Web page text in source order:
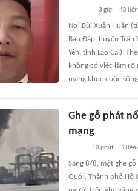
3 giờ 40liên
Nơi Bùi Xuân Huấn
Báo Đáp, huyện Trấn
Yên, tỉnh Lào Cai).
không có việc làm
mạng khoe cuộc
Ghe gỗ phát
mạng
10 phút 5 liên
Sáng 8/8, một ghe
Quới, Thành phố Hồ